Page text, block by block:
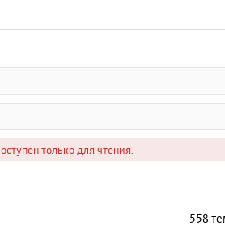
только для чтения.
558